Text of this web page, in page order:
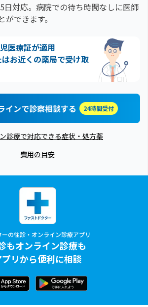
対応。 病院での待ち時間なしに医師
できます。
医療証が適用
お近くの薬局で受け取
インで診察相談する 24時間受付
診療で対応できる症状・処方薬
費用の目安
ーの往診・オンライン診療アプリ
もオンライン診療も
プリから便利に相談